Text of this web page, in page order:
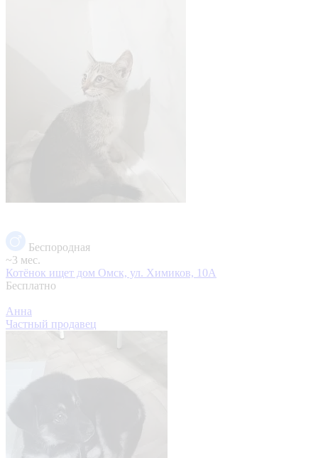
Беспородная
~3 мес.
Котёнок ищет дом Омск, ул. Химиков, 10А
Бесплатно
Анна
Частный продавец